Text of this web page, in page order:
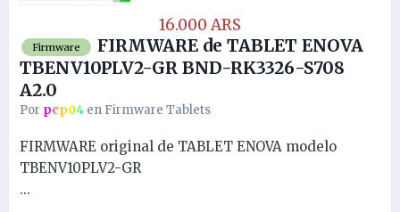
16.000 ARS
Firmware
FIRMWARE de TABLET ENOVA
TBENV10PLV2-GR BND-RK3326-S708
A2.0
Por pcp04 en Firmware Tablets
FIRMWARE original de TABLET ENOVA modelo
TBENV10PLV2-GR
...